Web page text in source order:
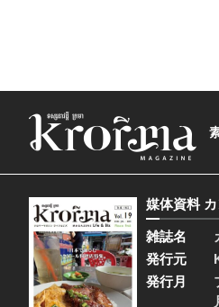
媒体資料
雑誌名
発行元
発行月